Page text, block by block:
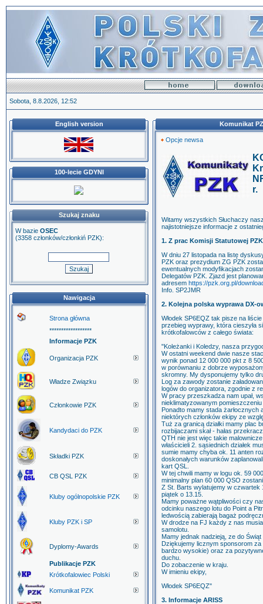
Sobota, 8.8.2026, 12:52
English version
100-lecie GDYNI
Szukaj znaku
W bazie OSEC
(3358 członków/członkiń PZK):
Nawigacja
Strona główna
******************
Informacje PZK
Organizacja PZK
Władze Związku
Członkowie PZK
Kandydaci do PZK
Składki PZK
CB QSL PZK
Kluby ogólnopolskie PZK
Kluby PZK i SP
Dyplomy-Awards
Publikacje PZK
Krótkofalowiec Polski
Komunikat PZK
Komunikat
Opcje newsa
r.
Witamy wszystkich Słuchaczy
najistotniejsze informacje z
1. Z prac Komisji Statutowej PZK
W dniu 27 listopada na listę
PZK oraz prezydium ZG PZK
ewentualnych modyfikacjach
Delegatów PZK. Zjazd jest
adresem https://pzk.org.pl/
Info. SP2JMR
2. Kolejna polska wyprawa DX-
Włodek SP6EQZ tak pisze na
przebieg wyprawy, która cieszyła
krótkofalowców z całego świata:
"Koleżanki i Koledzy, nasza
W ostatni weekend dwie nasze
wynik ponad 12 000 000 pkt z 8
w porównaniu z dobrze
skromny. My dysponujemy tylko
Log za zawody zostanie
logów do organizatora, zgodnie z
W pracy przeszkadza nam upał,
nieklimatyzowanym
Ponadto mamy stada żarłocznych
niektórych członków ekipy ze
Tuż za granicą działki mamy plac
rozbijaczami skał - hałas
QTH nie jest więc takie
właścicieli 2. sąsiednich działek
sumie mamy chyba ok. 11 anten
doskonałych warunków
kart QSL.
W tej chwili mamy w logu ok. 59
minimalny plan 60 000 QSO
Z St. Barts wylatujemy w czwartek
piątek o 13.15.
Mamy poważne wątpliwości czy
odcinku naszego lotu do Point a
ledwością zabierają bagaż
W drodze na FJ każdy z nas
samolotu.
Mamy jednak nadzieją, ze do
Dziękujemy licznym sponsorom
bardzo wysokie) oraz za
duchu.
Do zobaczenie w kraju.
W imieniu ekipy,
Włodek SP6EQZ"
3. Informacje ARISS